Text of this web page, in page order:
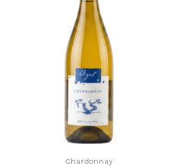
Chardonnay